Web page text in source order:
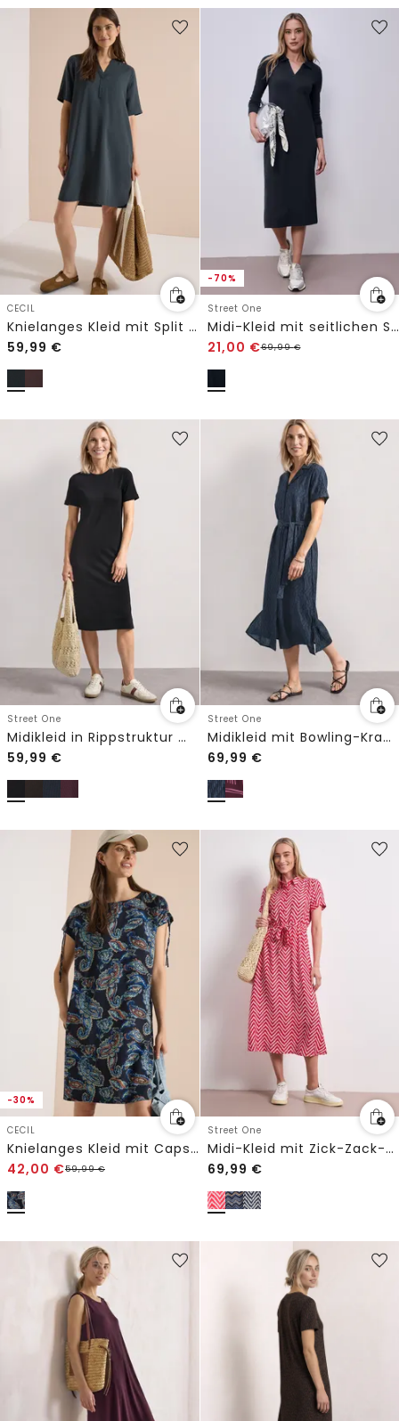
CECIL
Knielanges Kleid mit Split Neck
59,99 €
-70%
Street One
Midi-Kleid mit seitlichen Schlitzen
21,00 €69,99€
Street One
Midikleid in Rippstruktur mit Rundhals
59,99 €
Street One
Midikleid mit Bowling-Kragen
69,99 €
-30%
CECIL
Knielanges Kleid mit Capsleeves
42,00 €59,99€
Street One
Midi-Kleid mit Zick-Zack-Muster
69,99 €